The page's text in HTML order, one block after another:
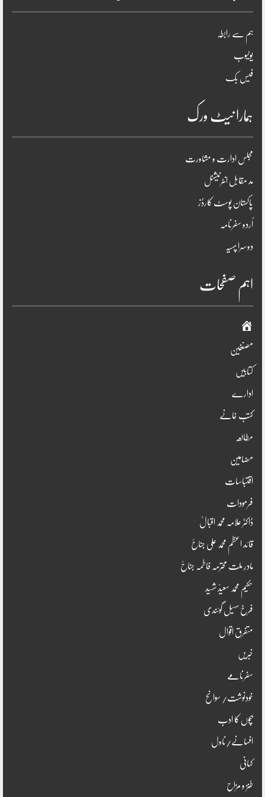
ہم سے رابطہ
یوٹیوب
فیس بک
ہمارا نیٹ ورک
مجلس ادارت و مشاورت
مد مقابل انٹرنیشنل
پاکستان پوسٹ کارڈز
اُردو سفرنامہ
دوسرا پہیہ
اہم صفحات
صفحہ
اوّل
مصنفین
کتابیں
ادارے
کتب خانے
مطالعہ
مضامین
اقتباسات
فرمودات
ڈاکٹر علامہ محمد اقبالؒ
قائد اعظم محمد علی جناحؒ
مادرِ ملت محترمہ فاطمہ جناحؒ
حکیم محمد سعیدؒ شہید
فرخ سہیل گوئندی
متفرق اقوال
خبریں
سفرنامے
خودنوشت/ سوانح
بچوں کا ادب
افسانے/ناول
کہانی
طنز و مزاح